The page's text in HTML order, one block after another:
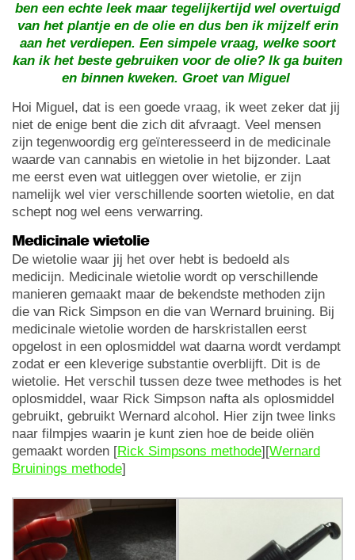
ben een echte leek maar tegelijkertijd wel overtuigd
van het plantje en de olie en dus ben ik mijzelf erin
aan het verdiepen. Een simpele vraag, welke soort
kan ik het beste gebruiken voor de olie? Ik ga buiten
en binnen kweken. Groet van Miguel
Hoi Miguel, dat is een goede vraag, ik weet zeker dat jij
niet de enige bent die zich dit afvraagt. Veel mensen
zijn tegenwoordig erg geïnteresseerd in de medicinale
waarde van cannabis en wietolie in het bijzonder. Laat
me eerst even wat uitleggen over wietolie, er zijn
namelijk wel vier verschillende soorten wietolie, en dat
schept nog wel eens verwarring.
Medicinale wietolie
De wietolie waar jij het over hebt is bedoeld als
medicijn. Medicinale wietolie wordt op verschillende
manieren gemaakt maar de bekendste methoden zijn
die van Rick Simpson en die van Wernard bruining. Bij
medicinale wietolie worden de harskristallen eerst
opgelost in een oplosmiddel wat daarna wordt verdampt
zodat er een kleverige substantie overblijft. Dit is de
wietolie. Het verschil tussen deze twee methodes is het
oplosmiddel, waar Rick Simpson nafta als oplosmiddel
gebruikt, gebruikt Wernard alcohol. Hier zijn twee links
naar filmpjes waarin je kunt zien hoe de beide oliën
gemaakt worden [Rick Simpsons methode][Wernard
Bruinings methode]